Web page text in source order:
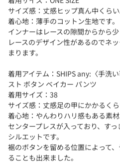
サイズ感：丈感ヒップ真ん中くらい
着心地：薄手のコットン生地です。
インナーはレースの隙間からから少
レースのデザイン性があるのでネ
まります。
着用アイテム：SHIPS any:〈手洗
スト ボタン ベイカー パンツ
着用サイズ：38
サイズ感：丈感足の甲にかかるくら
着心地：やんわりハリ感もある素材
センタープレスが入っており、す
シルエットです。
裾のボタンを留める位置によって
ることも出来ました。